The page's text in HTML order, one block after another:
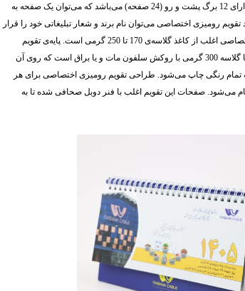
مدل تقویم رومیزی به طور معمول دارای 12 برگ پشت و رو (24 صفحه) می‌باشد که می‌توان یک صفحه به
رومیزی اختصاصی می‌توان نام برند و شعار تبلیغاتی خود را قرار
داد. جنس صفحات تقویم رومیزی اختصاصی اغلب از کاغذ گلاسه‌ی 170 تا 250 گرمی است. پایه‌ی تقویم
رومیزی اختصاصی از کاغذ ایندربرد یا گلاسه 300 گرمی با روکش سلفون مات و یا براق است که روی آن
رنگی چاپ می‌شود. طراحی تقویم رومیزی اختصاصی برای هر
می‌شود. صفحات این تقویم اغلب با فنر دوبل صحافی شده تا به